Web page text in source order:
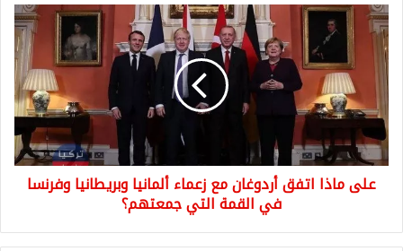
على
ماذا
اتفق
أردوغان
مع
زعماء
ألمانيا
وبريطانيا
وفرنسا
في
جمعتهم؟
على ماذا اتفق أردوغان مع زعماء ألمانيا وبريطانيا وفرنسا
في القمة التي جمعتهم؟